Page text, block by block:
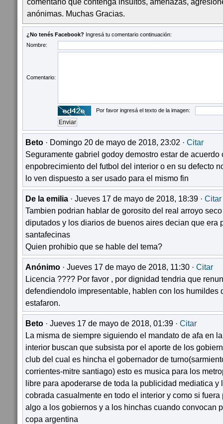
anónimas. Muchas Gracias.
¿No tenés Facebook? Ingresá tu comentario continuación:
Nombre:
Comentario:
Por favor ingresá el texto de la imagen:
Beto · Domingo 20 de mayo de 2018, 23:02 · Citar
Seguramente gabriel godoy demostro estar de
enpobrecimiento del futbol del interior o en su defecto
lo ven dispuesto a ser usado para el mismo fin
De la emilia · Jueves 17 de mayo de 2018, 18:39 · Citar
Tambien podrian hablar de gorosito del real arroyo
diputados y los diarios de buenos aires decian que era
santafecinas
Quien prohibio que se hable del tema?
Anónimo · Jueves 17 de mayo de 2018, 11:30 · Citar
Licencia ???? Por favor , por dignidad tendria que
defendiendolo impresentable, hablen con los humildes
estafaron.
Beto · Jueves 17 de mayo de 2018, 01:39 · Citar
La misma de siempre siguiendo el mandato de afa en
interior buscan que subsista por el aporte de los
club del cual es hincha el gobernador de
corrientes-mitre santiago) esto es musica para los
libre para apoderarse de toda la publicidad mediatica y
cobrada casualmente en todo el interior y como si
algo a los gobiernos y a los hinchas cuando convocan
copa argentina